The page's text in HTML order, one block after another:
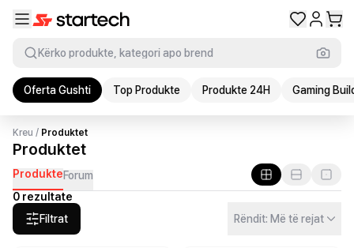
Kërko produkte, kategori apo brend
Oferta Gushti Top Produkte Produkte 24H Gaming
Kreu / Produktet
Produktet
ProdukteForum
0 rezultate
Filtrat
Rëndit: Më të rejat